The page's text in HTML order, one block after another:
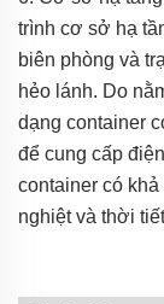
trình cơ sở hạ
biên phòng và
hẻo lánh. Do
dạng container
để cung cấp
container có
nghiệt và thời